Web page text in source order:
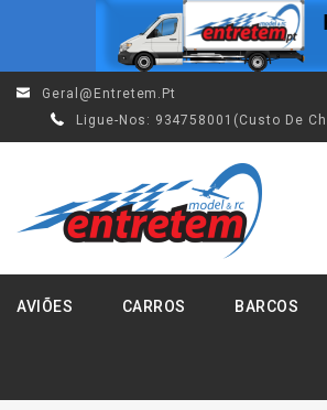
Geral@entretem.pt
Ligue-Nos: 934758001(custo De
AVIÕES CARROS BARCOS